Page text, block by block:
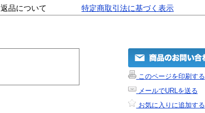
返品について
特定商取引法に基づく表示
このページを印刷する
メールでURLを送る
お気に入りに追加する